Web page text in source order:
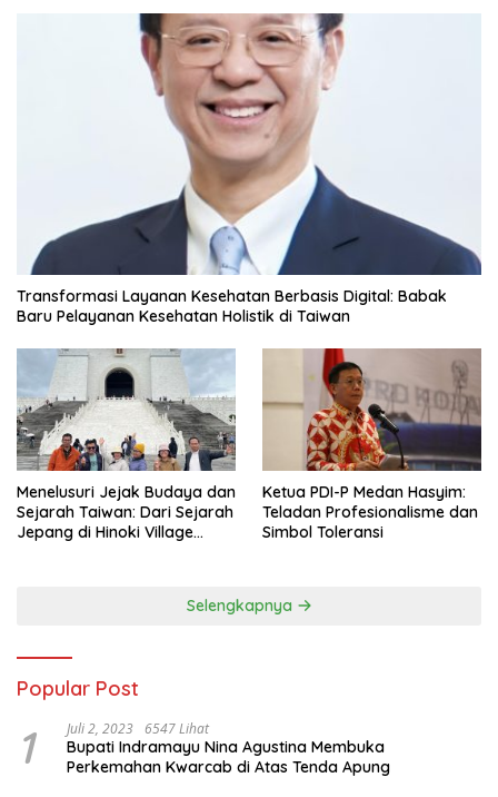
Transformasi Layanan Kesehatan Berbasis Digital: Babak
Baru Pelayanan Kesehatan Holistik di Taiwan
Menelusuri Jejak Budaya dan
Sejarah Taiwan: Dari Sejarah
Jepang di Hinoki Village
Ketua PDI-P Medan Hasyim:
Teladan Profesionalisme dan
Simbol Toleransi
Selengkapnya
Popular Post
1 Juli 2, 2023 6547 Lihat
Bupati Indramayu Nina Agustina Membuka
Perkemahan Kwarcab di Atas Tenda Apung